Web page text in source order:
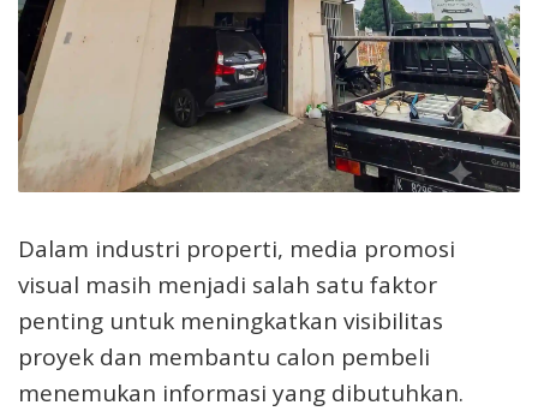
Dalam industri properti, media promosi
visual masih menjadi salah satu faktor
penting untuk meningkatkan visibilitas
proyek dan membantu calon pembeli
menemukan informasi yang dibutuhkan.